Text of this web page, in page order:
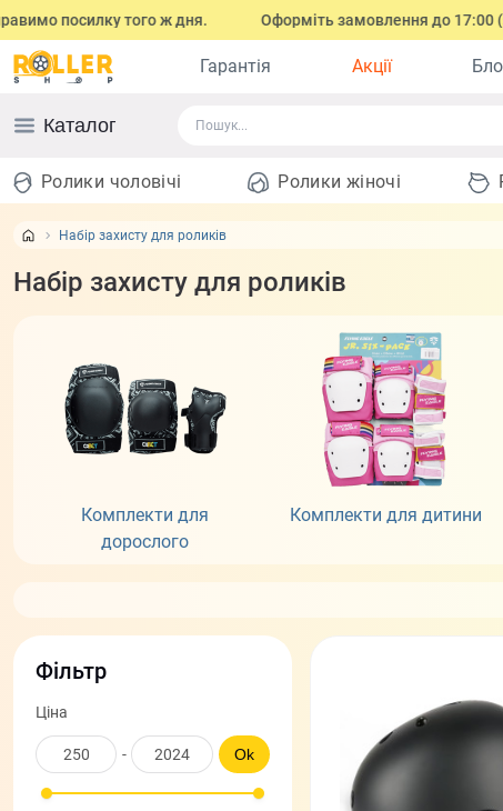
того ж дня. Оформіть замовлення до 17:00 (з понеділка
Гарантія Акції
Каталог
Ролики чоловічі Ролики жіночі
Набір захисту для роликів
Набір захисту для роликів
Комплекти для
дорослого
Комплекти для дитини
Фільтр
Ціна
- Ok